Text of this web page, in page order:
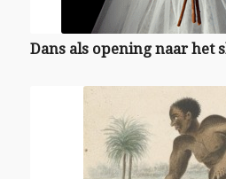
Dans als opening naar het